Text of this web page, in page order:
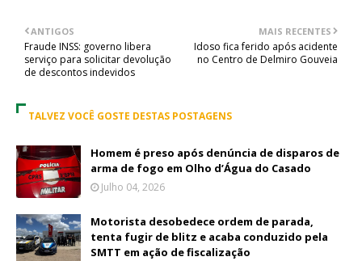
MAIS RECENTES
Idoso fica ferido após acidente
no Centro de Delmiro Gouveia
ANTIGOS
Fraude INSS: governo libera
serviço para solicitar devolução
de descontos indevidos
TALVEZ VOCÊ GOSTE DESTAS POSTAGENS
Homem é preso após denúncia de disparos de
arma de fogo em Olho d’Água do Casado
Julho 04, 2026
Motorista desobedece ordem de parada,
tenta fugir de blitz e acaba conduzido pela
SMTT em ação de fiscalização